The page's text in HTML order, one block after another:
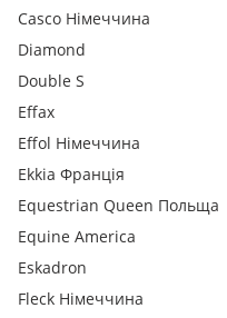
Casco Німеччина
Diamond
Double S
Effax
Effol Німеччина
Ekkia Франція
Equestrian Queen Польща
Equine America
Eskadron
Fleck Німеччина